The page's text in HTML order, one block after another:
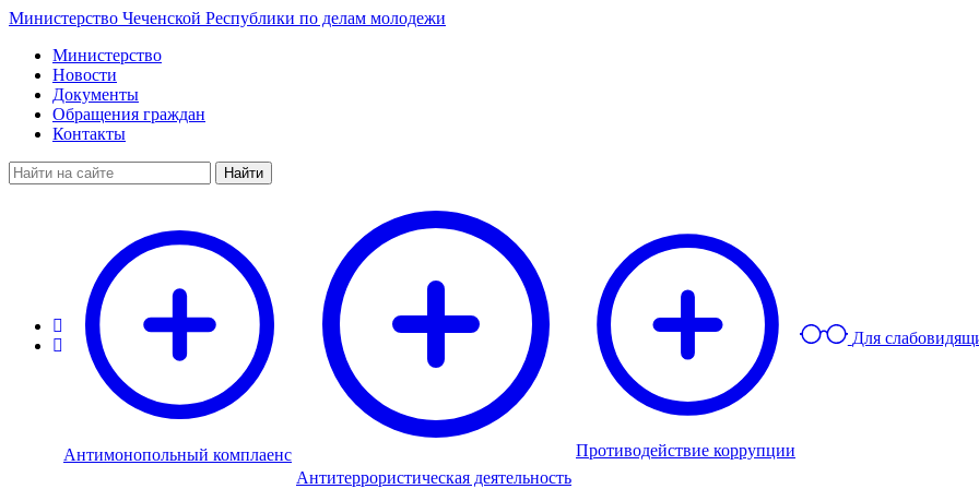
Министерство Чеченской Республики по делам молодежи
Министерство
Новости
Документы
Обращения граждан
Контакты
Найти
Антимонопольный комплаенс
Антитеррористическая деятельность
Противодействие коррупции
Для